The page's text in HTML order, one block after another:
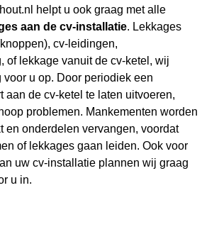
helpt u ook graag met alle
aan de cv-installatie. Lekkages
cv-leidingen,
of lekkage vanuit de cv-ketel, wij
voor u op. Door periodiek een
aan de cv-ketel te laten uitvoeren,
problemen. Mankementen worden
en onderdelen vervangen, voordat
of lekkages gaan leiden. Ook voor
uw cv-installatie plannen wij graag
u in.